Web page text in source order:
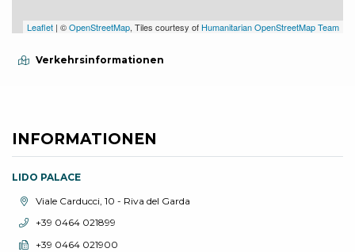
Leaflet | ©OpenStreetMap, Tiles courtesy of Humanitarian OpenStreetMap Team
Verkehrsinformationen
INFORMATIONEN
LIDO PALACE
aria.location:
Viale Carducci, 10 - Riva del Garda
aria.phone:
+39 0464 021899
aria.fax:
+39 0464 021900